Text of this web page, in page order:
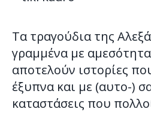
Τα τραγούδια της
γραμμένα με
αποτελούν ιστορίες
έξυπνα και με (αυτο-)
καταστάσεις που